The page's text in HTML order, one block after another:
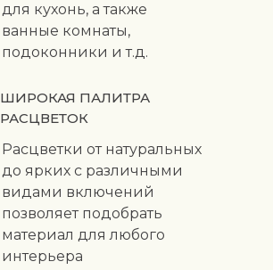
для кухонь, а также
ванные комнаты,
подоконники и т.д.
Расцветки от натуральных
до ярких с различными
видами включений
позволяет подобрать
материал для любого
интерьера
ШИРОКАЯ ПАЛИТРА
РАСЦВЕТОК